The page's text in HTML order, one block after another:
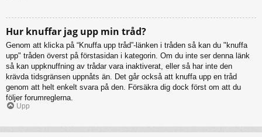
Hur knuffar jag upp min tråd?
Genom att klicka på “Knuffa upp tråd”-länken i tråden så kan du "knuffa
upp" tråden överst på förstasidan i kategorin. Om du inte ser denna länk
så kan uppknuffning av trådar vara inaktiverat, eller så har inte den
krävda tidsgränsen uppnåts än. Det går också att knuffa upp en tråd
genom att helt enkelt svara på den. Försäkra dig dock först om att du
följer forumreglerna.
Upp